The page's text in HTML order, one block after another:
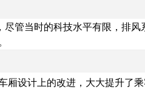
尽管当时的科技水平有限，排风
厢设计上的改进，大大提升了